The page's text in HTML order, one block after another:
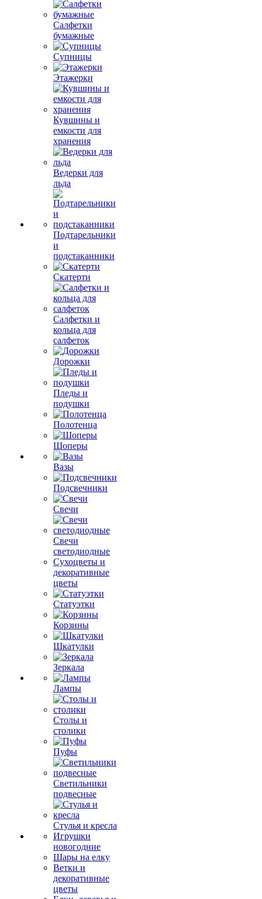
Салфетки
бумажные
Супницы
Этажерки
Кувшины и
емкости для
хранения
Ведерки для
льда
Подтарельники
и
подстаканники
Скатерти
Салфетки и
кольца для
салфеток
Дорожки
Пледы и
подушки
Полотенца
Шоперы
Вазы
Подсвечники
Свечи
Свечи
светодиодные
Сухоцветы и
декоративные
цветы
Статуэтки
Корзины
Шкатулки
Зеркала
Лампы
Столы и
столики
Пуфы
Светильники
подвесные
Стулья и кресла
Игрушки
новогодние
Шары на елку
Ветки и
декоративные
цветы